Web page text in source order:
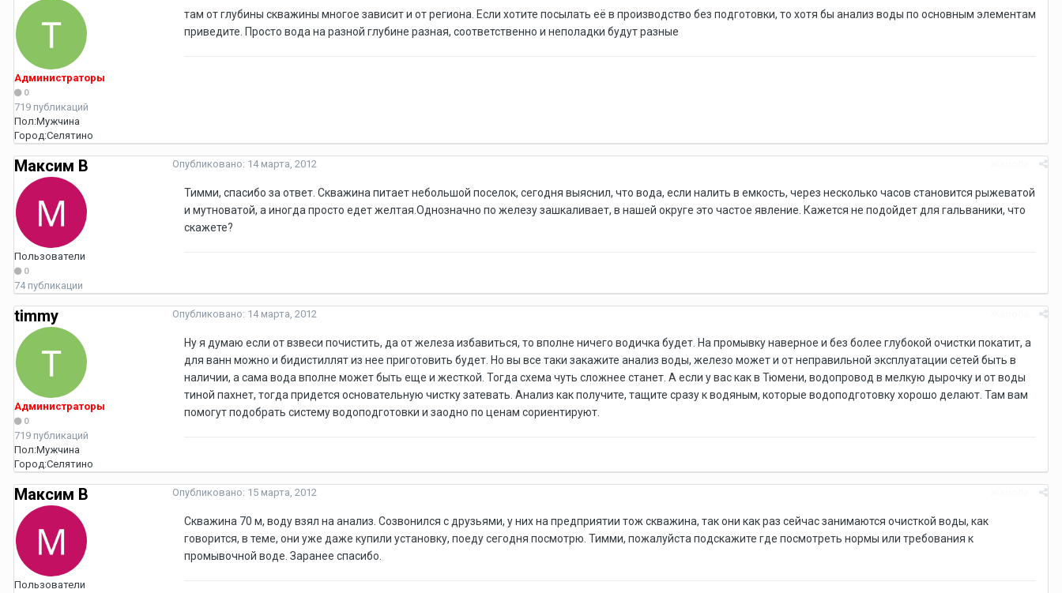
Администраторы
0
719 публикаций
Пол:Мужчина
Город:Селятино
там от глубины скважины многое зависит и от региона. Если хотите посылать её в производство без подготовки, то хотя бы анализ воды по основным элементам
приведите. Просто вода на разной глубине разная, соответственно и неполадки будут разные
Максим В
Пользователи
0
74 публикации
Опубликовано: 14 марта, 2012
Тимми, спасибо за ответ. Скважина питает небольшой поселок, сегодня выяснил, что вода, если налить в емкость, через несколько часов становится рыжеватой
и мутноватой, а иногда просто едет желтая.Однозначно по железу зашкаливает, в нашей округе это частое явление. Кажется не подойдет для гальваники, что
скажете?
timmy
Администраторы
0
719 публикаций
Пол:Мужчина
Город:Селятино
Опубликовано: 14 марта, 2012
Ну я думаю если от взвеси почистить, да от железа избавиться, то вполне ничего водичка будет. На промывку наверное и без более глубокой очистки покатит, а
для ванн можно и бидистиллят из нее приготовить будет. Но вы все таки закажите анализ воды, железо может и от неправильной эксплуатации сетей быть в
наличии, а сама вода вполне может быть еще и жесткой. Тогда схема чуть сложнее станет. А если у вас как в Тюмени, водопровод в мелкую дырочку и от воды
тиной пахнет, тогда придется основательную чистку затевать. Анализ как получите, тащите сразу к водяным, которые водоподготовку хорошо делают. Там вам
помогут подобрать систему водоподготовки и заодно по ценам сориентируют.
Максим В
Пользователи
Опубликовано: 15 марта, 2012
Скважина 70 м, воду взял на анализ. Созвонился с друзьями, у них на предприятии тож скважина, так они как раз сейчас занимаются очисткой воды, как
говорится, в теме, они уже даже купили установку, поеду сегодня посмотрю. Тимми, пожалуйста подскажите где посмотреть нормы или требования к
промывочной воде. Заранее спасибо.